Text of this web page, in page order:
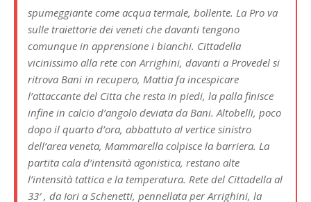
spumeggiante come acqua termale, bollente. La Pro va
sulle traiettorie dei veneti che davanti tengono
comunque in apprensione i bianchi. Cittadella
vicinissimo alla rete con Arrighini, davanti a Provedel si
ritrova Bani in recupero, Mattia fa incespicare
l’attaccante del Citta che resta in piedi, la palla finisce
infine in calcio d’angolo deviata da Bani. Altobelli, poco
dopo il quarto d’ora, abbattuto al vertice sinistro
dell’area veneta, Mammarella colpisce la barriera. La
partita cala d’intensità agonistica, restano alte
l’intensità tattica e la temperatura. Rete del Cittadella al
33′ , da Iori a Schenetti, pennellata per Arrighini, la